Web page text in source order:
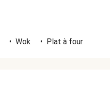
• Wok • Plat à four